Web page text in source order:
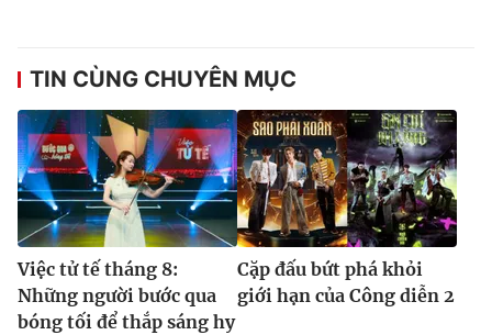
TIN CÙNG CHUYÊN MỤC
Việc tử tế tháng 8:
Những người bước qua
bóng tối để thắp sáng hy
Cặp đấu bứt phá khỏi
giới hạn của Công diễn 2